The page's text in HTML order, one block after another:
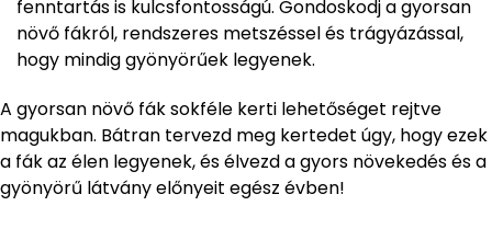
fenntartás is kulcsfontosságú. Gondoskodj a gyorsan
növő fákról, rendszeres metszéssel és trágyázással,
hogy mindig gyönyörűek legyenek.
A gyorsan növő fák sokféle kerti lehetőséget rejtve
magukban. Bátran tervezd meg kertedet úgy, hogy ezek
a fák az élen legyenek, és élvezd a gyors növekedés és a
gyönyörű látvány előnyeit egész évben!